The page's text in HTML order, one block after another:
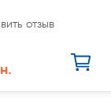
отзыв